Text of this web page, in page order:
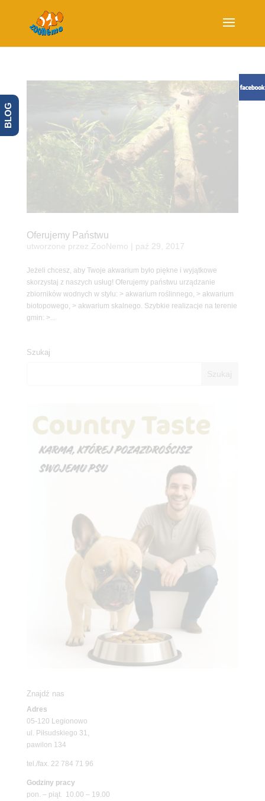
Oferujemy Państwu
utworzone przez ZooNemo paź 29, 2017
Jeżeli chcesz, aby Twoje akwarium było piękne i wyjątkowe
skorzystaj z naszych usług! Oferujemy państwu urządzanie
zbiorników wodnych w stylu: > akwarium roślinnego, > akwarium
biotopowego, > akwarium skalnego. Szybkie realizacje na terenie
gmin: >...
Szukaj
Znajdź nas
Adres
05-120 Legionowo
ul. Piłsudskiego 31,
pawilon 134
tel./fax. 22 784 71 96
Godziny pracy
pon. – piąt. 10.00 – 19.00
BLOG